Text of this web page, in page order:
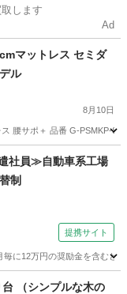
します
Ad
マットレス セミダ
ル
8月10日
腰サポ＋ 品番 G-PSMKP-
社員≫自動車系工場
制
提携サイト
に12万円の奨励金を含む
台 （シンプルな木の